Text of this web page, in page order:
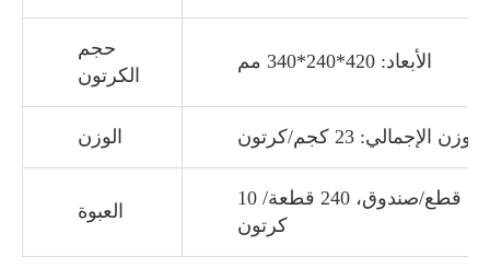
حجم
الكرتون
الأبعاد: 420*240*340 مم
الوزن الوزن الإجمالي: 23 كجم/كرتون
العبوة
10 قطع/صندوق، 240 قطعة/
كرتون